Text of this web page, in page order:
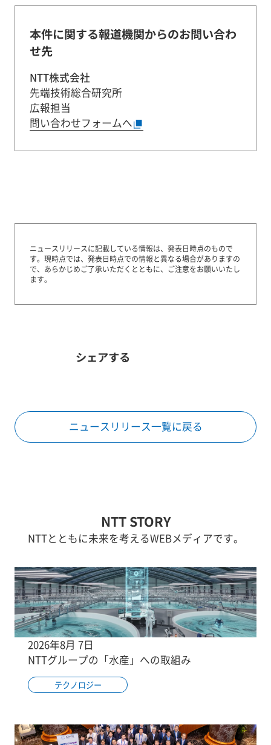
本件に関する報道機関からのお問い合わ
せ先
NTT株式会社
先端技術総合研究所
広報担当
問い合わせフォームへ
ニュースリリースに記載している情報は、発表日時点のもので
す。 現時点では、発表日時点での情報と異なる場合がありますの
で、あらかじめご了承いただくとともに、ご注意をお願いいたし
ます。
シェアする
ニュースリリース一覧に戻る
NTT STORY
NTTとともに未来を考えるWEBメディアです。
2026年8月 7日
NTTグループの「水産」への取組み
テクノロジー